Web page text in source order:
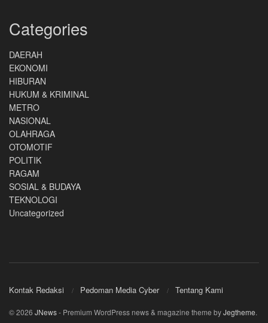
Categories
DAERAH
EKONOMI
HIBURAN
HUKUM & KRIMINAL
METRO
NASIONAL
OLAHRAGA
OTOMOTIF
POLITIK
RAGAM
SOSIAL & BUDAYA
TEKNOLOGI
Uncategorized
Kontak Redaksi Pedoman Media Cyber Tentang Kami
© 2026 JNews- Premium WordPress news & magazine theme byJegtheme.